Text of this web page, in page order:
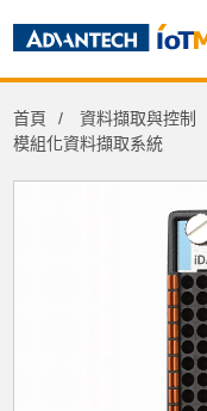
首頁 資料擷取與控制
模組化資料擷取系統